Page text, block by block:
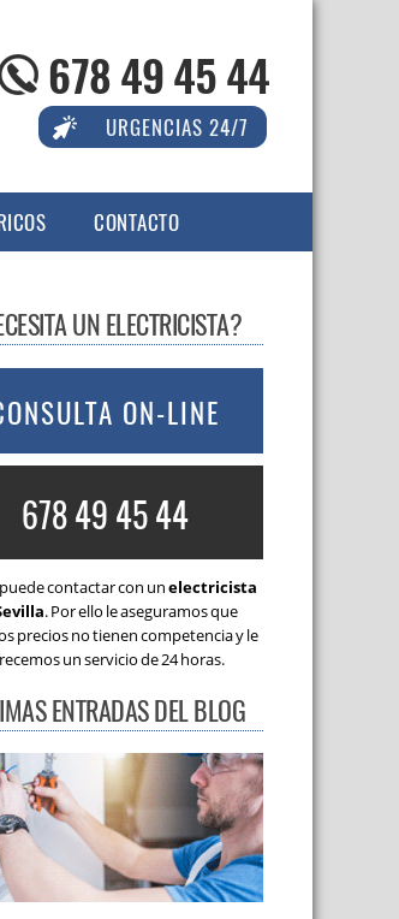
678 49 45 44
URGENCIAS 24/7
CONTACTO
UN ELECTRICISTA?
ON-LINE
678 49 45 44
contactar con unelectricista
. Por ello le aseguramos que
precios no tienen competencia y le
un servicio de 24 horas.
ENTRADAS DEL BLOG